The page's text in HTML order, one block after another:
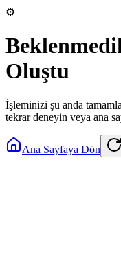
⚙️
Oluştu
İşleminizi şu anda
tekrar deneyin veya ana
Ana Sayfaya Dön